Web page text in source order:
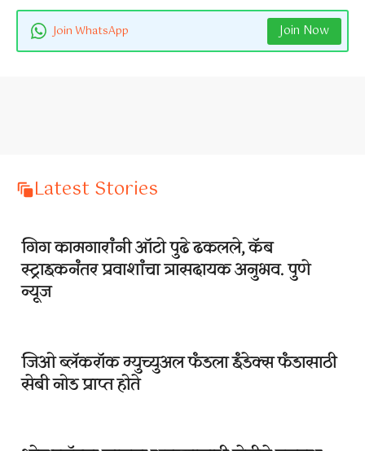
Join WhatsApp Join Now
Latest Stories
गिग कामगारांनी ऑटो पुढे ढकलले, कॅब
स्ट्राइकनंतर प्रवाशांचा त्रासदायक अनुभव. पुणे
न्यूज
जिओ ब्लॅकरॉक म्युच्युअल फंडला इंडेक्स फंडासाठी
सेबी नोड प्राप्त होते